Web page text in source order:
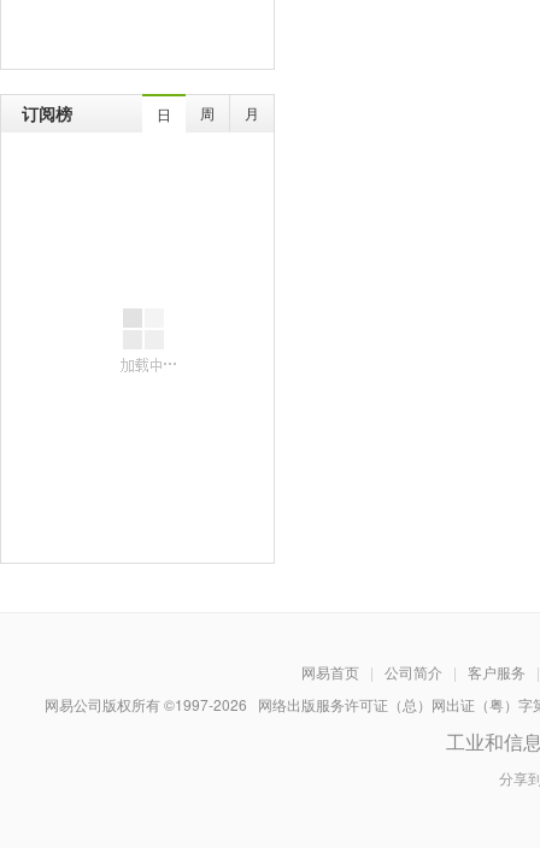
订阅榜 日 周 月
网易首页 | 公司简介 | 客户服务
|
网易公司版权所有 ©1997-2026 网络出版服务许可证（总）网出证（粤）
工业和信
分享